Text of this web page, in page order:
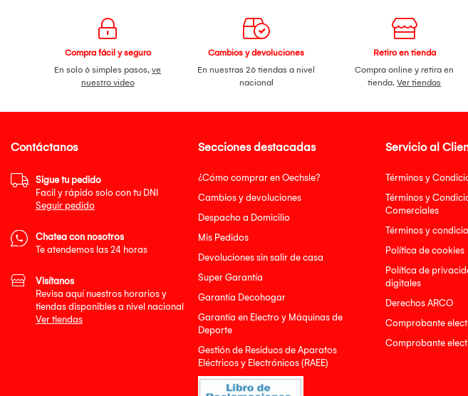
Compra fácil y seguro
En solo 6 simples pasos,ve
nuestro video
Cambios y devoluciones
En nuestras 26 tiendas a nivel
nacional
Retiro en tienda
Compra online y retira en
tienda.Ver tiendas
Secciones destacadas
¿Cómo comprar en Oechsle?
Cambios y devoluciones
Despacho a Domicilio
Mis Pedidos
Devoluciones sin salir de casa
Super Garantía
Garantía Decohogar
Garantía en Electro y Máquinas de
Deporte
Gestión de Residuos de Aparatos
Eléctricos y Electrónicos (RAEE)
Servicio al
Términos y
Términos y
Comerciales
Términos y
Política de cookies
Política de
digitales
Derechos ARCO
Comprobante
Comprobante
Contáctanos
Sigue tu pedido
Facil y rápido solo con tu DNI
Seguir pedido
Chatea con nosotros
Te atendemos las 24 horas
Visítanos
Revisa aquí nuestros horarios y
tiendas disponibles a nivel nacional
Ver tiendas